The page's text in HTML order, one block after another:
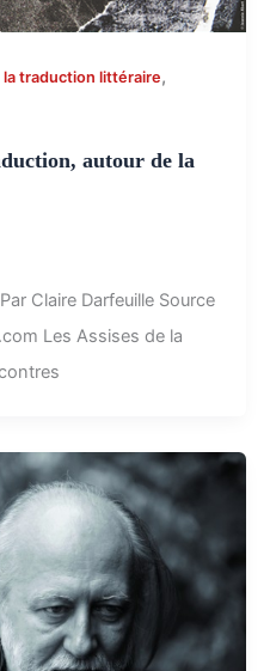
la traduction littéraire,
autour de la
Claire Darfeuille Source
Les Assises de la